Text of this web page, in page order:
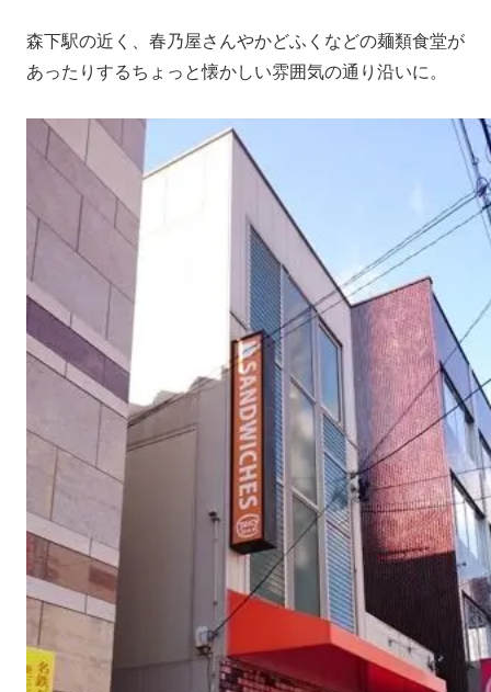
森下駅の近く、春乃屋さんやかどふくなどの麺類食堂が
あったりするちょっと懐かしい雰囲気の通り沿いに。